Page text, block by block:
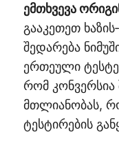
ემთხვევა
გააკეთეთ
შედარება
ერთეული
რომ კონვერსია
მთლიანობას,
ტესტირების